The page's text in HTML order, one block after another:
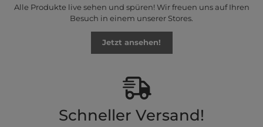
Alle Produkte live sehen und spüren! Wir freuen uns auf Ihren
Besuch in einem unserer Stores.
Jetzt ansehen!
Schneller Versand!